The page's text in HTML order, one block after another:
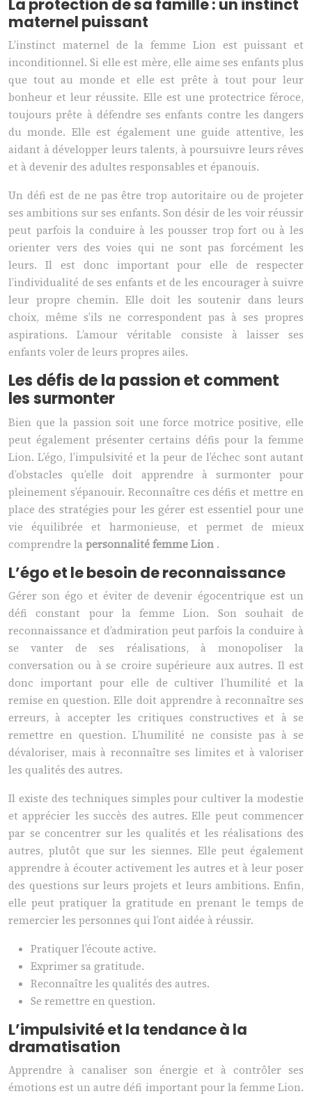
La protection de sa famille : un instinct
maternel puissant
L’instinct maternel de la femme Lion est puissant et
inconditionnel. Si elle est mère, elle aime ses enfants plus
que tout au monde et elle est prête à tout pour leur
bonheur et leur réussite. Elle est une protectrice féroce,
toujours prête à défendre ses enfants contre les dangers
du monde. Elle est également une guide attentive, les
aidant à développer leurs talents, à poursuivre leurs rêves
et à devenir des adultes responsables et épanouis.
Un défi est de ne pas être trop autoritaire ou de projeter
ses ambitions sur ses enfants. Son désir de les voir réussir
peut parfois la conduire à les pousser trop fort ou à les
orienter vers des voies qui ne sont pas forcément les
leurs. Il est donc important pour elle de respecter
l’individualité de ses enfants et de les encourager à suivre
leur propre chemin. Elle doit les soutenir dans leurs
choix, même s’ils ne correspondent pas à ses propres
aspirations. L’amour véritable consiste à laisser ses
enfants voler de leurs propres ailes.
Les défis de la passion et comment
les surmonter
Bien que la passion soit une force motrice positive, elle
peut également présenter certains défis pour la femme
Lion. L’égo, l’impulsivité et la peur de l’échec sont autant
d’obstacles qu’elle doit apprendre à surmonter pour
pleinement s’épanouir. Reconnaître ces défis et mettre en
place des stratégies pour les gérer est essentiel pour une
vie équilibrée et harmonieuse, et permet de mieux
comprendre lapersonnalité femme Lion .
L’égo et le besoin de reconnaissance
Gérer son égo et éviter de devenir égocentrique est un
défi constant pour la femme Lion. Son souhait de
reconnaissance et d’admiration peut parfois la conduire à
se vanter de ses réalisations, à monopoliser la
conversation ou à se croire supérieure aux autres. Il est
donc important pour elle de cultiver l’humilité et la
remise en question. Elle doit apprendre à reconnaître ses
erreurs, à accepter les critiques constructives et à se
remettre en question. L’humilité ne consiste pas à se
dévaloriser, mais à reconnaître ses limites et à valoriser
les qualités des autres.
Il existe des techniques simples pour cultiver la modestie
et apprécier les succès des autres. Elle peut commencer
par se concentrer sur les qualités et les réalisations des
autres, plutôt que sur les siennes. Elle peut également
apprendre à écouter activement les autres et à leur poser
des questions sur leurs projets et leurs ambitions. Enfin,
elle peut pratiquer la gratitude en prenant le temps de
remercier les personnes qui l’ont aidée à réussir.
Pratiquer l’écoute active.
Exprimer sa gratitude.
Reconnaître les qualités des autres.
Se remettre en question.
L’impulsivité et la tendance à la
dramatisation
Apprendre à canaliser son énergie et à contrôler ses
émotions est un autre défi important pour la femme Lion.